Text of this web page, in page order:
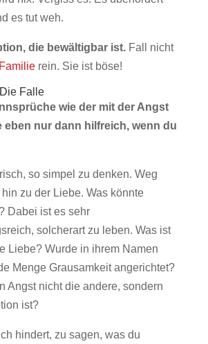
es tut weh.
die bewältigbar ist.Fall nicht
rein. Sie ist böse!
Falle
wie der mit der Angst
eben nur dann hilfreich, wenn du
so simpel zu denken. Weg
zu der Liebe. Was könnte
Dabei ist es sehr
solcherart zu leben. Was ist
Liebe? Wurde in ihrem Namen
Menge Grausamkeit angerichtet?
Angst nicht die andere, sondern
ist?
hindert, zu sagen, was du